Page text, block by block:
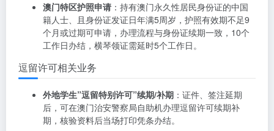
澳门特区护照申请 ：持有澳门永久性居民身份证的中国
籍人士、且身份证发证日年满5周岁，护照有效期不足9
个月或过期可申请，办理流程与身份证续期一致，10个
工作日办结，横琴领证需延时5个工作日。
逗留许可相关业务
外地学生”逗留特别许可”续期/补期 ：证件、签注延期
后，可在澳门治安警察局自助机办理逗留许可续期补
期，核验资料后当场打印凭条办结。